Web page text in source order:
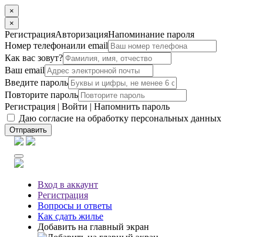
×
×
РегистрацияАвторизацияНапоминание пароля
Номер телефонаили email
Как вас зовут?
Ваш email
Введите пароль
Повторите пароль
Регистрация | Войти | Напомнить пароль
Даю согласие на обработку персональных данных
Отправить
Вход в аккаунт
Регистрация
Вопросы и ответы
Как сдать жилье
Добавить на главный экран